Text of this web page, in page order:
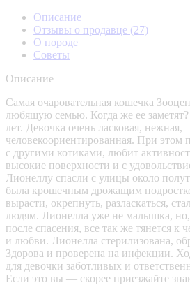
Описание
Отзывы о продавце (27)
О породе
Советы
Описание
Самая очаровательная кошечка
любящую семью. Когда же ее
лет. Девочка очень ласковая, нежная,
человекоориентированная. При этом
с другими котиками, любит
высокие поверхности и с
Лионеллу спасли с улицы около
была крошечным дрожащим
вырасти, окрепнуть, разласкаться,
людям. Лионелла уже не малышка,
после спасения, все так же тянется к
и любви. Лионелла стерилизована,
Здорова и проверена на инфекции.
для девочки заботливых и
Если это вы — скорее приезжайте